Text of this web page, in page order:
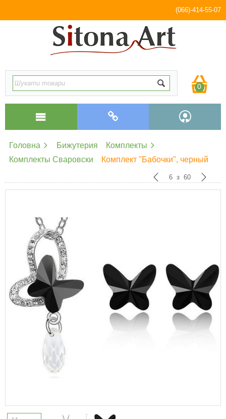
(066)-414-55-07
0
Головна Бижутерия
Комплекты
Комплекты Сваровски
Комплект "Бабочки", черный
6 з 60